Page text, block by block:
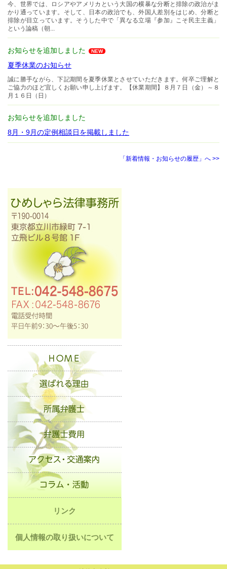
今、世界では、ロシアやアメリカという大国の横暴な分断と排除の政治がま
かり通っています。そして、日本の政治でも、外国人差別をはじめ、分断と
排除が目立っています。そうした中で「異なる立場『参加』こそ民主主義」
という論稿（朝...
お知らせを追加しました NEW
夏季休業のお知らせ
誠に勝手ながら、下記期間を夏季休業とさせていただきます。何卒ご理解と
ご協力のほど宜しくお願い申し上げます。【休業期間】８月７日（金）～８
月１６日（日）
お知らせを追加しました
8月・9月の定例相談日を掲載しました
「新着情報・お知らせの履歴」へ >>
リンク
個人情報の取り扱いについて